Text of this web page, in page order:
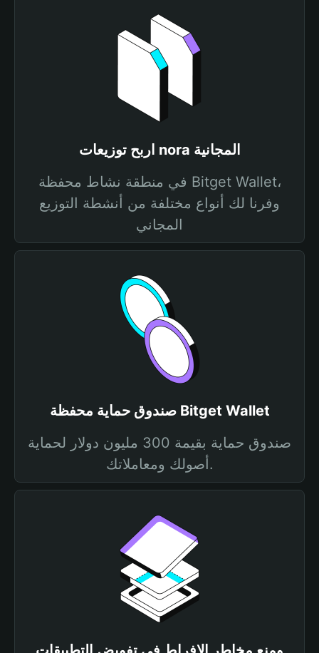
اربح توزيعات nora المجانية
في منطقة نشاط محفظة Bitget Wallet،
وفرنا لك أنواع مختلفة من أنشطة التوزيع
المجاني
صندوق حماية محفظة Bitget Wallet
صندوق حماية بقيمة 300 مليون دولار لحماية
أصولك ومعاملاتك.